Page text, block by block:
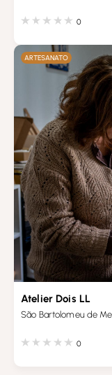
0
ARTESANATO
Atelier Dois LL
São Bartolomeu de
0